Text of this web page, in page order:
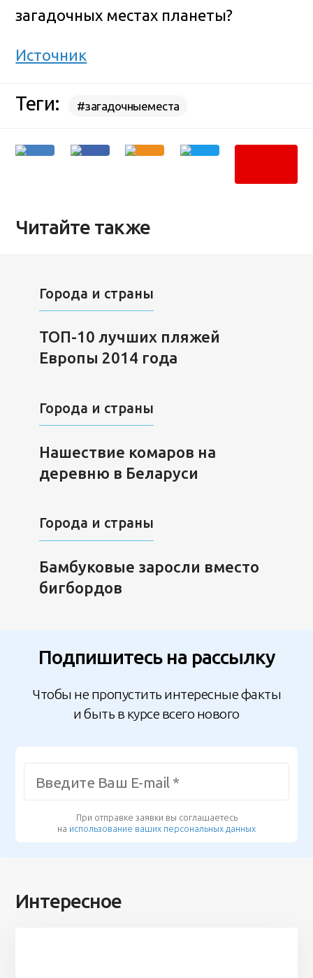
загадочных местах планеты?
Источник
Теги: #загадочныеместа
Читайте также
Города и страны
ТОП-10 лучших пляжей
Европы 2014 года
Города и страны
Нашествие комаров на
деревню в Беларуси
Города и страны
Бамбуковые заросли вместо
бигбордов
Подпишитесь на рассылку
Чтобы не пропустить интересные факты
и быть в курсе всего нового
При отправке заявки вы соглашаетесь
на использование ваших персональных данных
Интересное